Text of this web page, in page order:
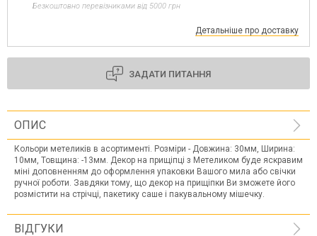
Безкоштовно перевізниками від 5000 грн
Детальніше про доставку
ЗАДАТИ ПИТАННЯ
ОПИС
Кольори метеликів в асортименті. Розміри - Довжина: 30мм, Ширина:
10мм, Товщина: -13мм. Декор на прищіпці з Метеликом буде яскравим
міні доповненням до оформлення упаковки Вашого мила або свічки
ручної роботи. Завдяки тому, що декор на прищіпки Ви зможете його
розмістити на стрічці, пакетику саше і пакувальному мішечку.
ВІДГУКИ